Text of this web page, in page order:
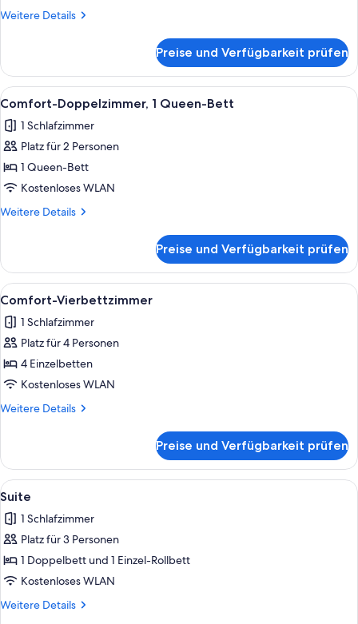
Weitere Details
Weitere
Vierbettzimmer
Preise und Verfügbarkeit prüfen
Alle
Fotos
für
Comfort-
Doppelzimmer,
1
Queen-
Ein Hotelzimmer mit einem großen
3
Comfort-Doppelzimmer, 1 Queen-Bett
1 Schlafzimmer
Platz für 2 Personen
1 Queen-Bett
Kostenloses WLAN
Weitere Details
Weitere
Doppelzimmer,
Queen-
Preise und Verfügbarkeit prüfen
Alle
Fotos
für
Comfort-
Vierbettzimmer
anzeigen
Ein Hotelzimmer mit zwei Betten,
3
Comfort-Vierbettzimmer
1 Schlafzimmer
Platz für 4 Personen
4 Einzelbetten
Kostenloses WLAN
Weitere Details
Weitere
Vierbettzimmer
Preise und Verfügbarkeit prüfen
Alle
Fotos
für
Suite
anzeigen
Ein Hotelzimmer mit einem großen
3
Suite
1 Schlafzimmer
Platz für 3 Personen
1 Doppelbett und 1 Einzel-Rollbett
Kostenloses WLAN
Weitere Details
Weitere